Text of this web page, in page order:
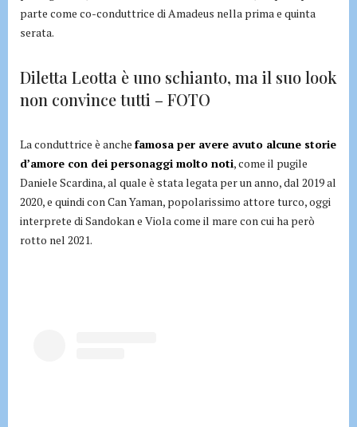
parte come co-conduttrice di Amadeus nella prima e quinta
serata.
Diletta Leotta è uno schianto, ma il suo look
non convince tutti – FOTO
La conduttrice è anche famosa per avere avuto alcune storie
d’amore con dei personaggi molto noti, come il pugile
Daniele Scardina, al quale è stata legata per un anno, dal 2019 al
2020, e quindi con Can Yaman, popolarissimo attore turco, oggi
interprete di Sandokan e Viola come il mare con cui ha però
rotto nel 2021.